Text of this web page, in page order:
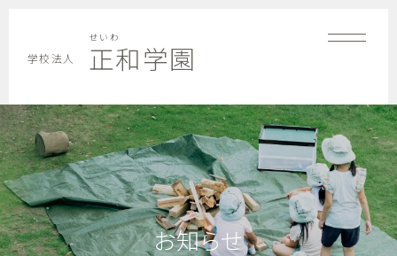
学校法人
せいわ
正和学園
お知らせ